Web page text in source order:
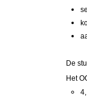
De
Het
4,